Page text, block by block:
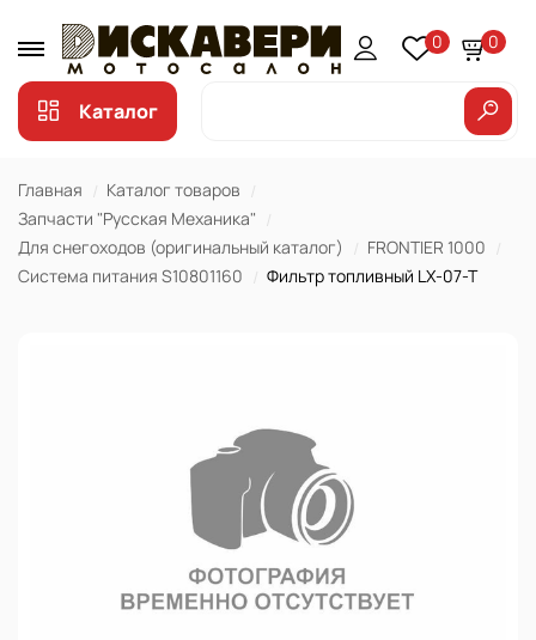
0 0
Каталог
Главная
Каталог товаров
Запчасти "Русская Механика"
Для снегоходов (оригинальный каталог)
FRONTIER 1000
Система питания S10801160
Фильтр топливный LX-07-T